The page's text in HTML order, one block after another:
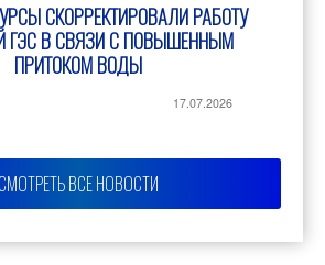
СКОРРЕКТИРОВАЛИ РАБОТУ
ГЭС В СВЯЗИ С ПОВЫШЕННЫМ
ПРИТОКОМ ВОДЫ
17.07.2026
СМОТРЕТЬ ВСЕ НОВОСТИ